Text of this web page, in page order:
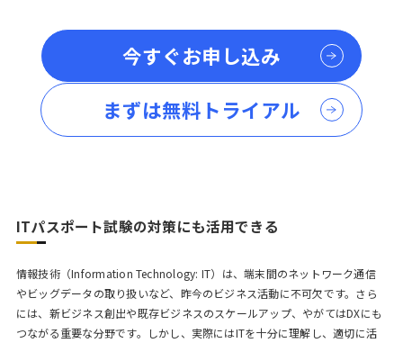
今すぐお申し込み
まずは無料トライアル
ITパスポート試験の対策にも活用できる
情報技術（Information Technology: IT）は、端末間のネットワーク通信
やビッグデータの取り扱いなど、昨今のビジネス活動に不可欠です。さら
には、新ビジネス創出や既存ビジネスのスケールアップ、やがてはDXにも
つながる重要な分野です。しかし、実際にはITを十分に理解し、適切に活